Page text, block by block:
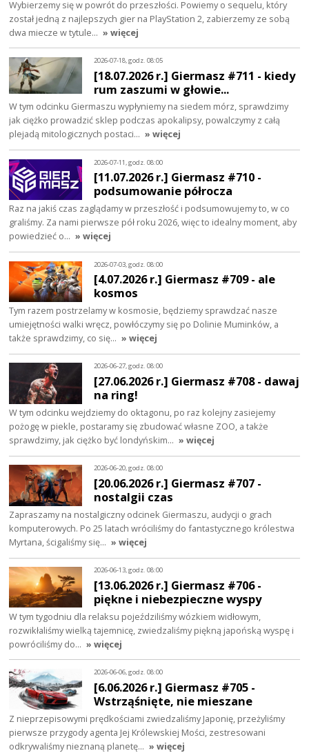
Wybierzemy się w powrót do przeszłości. Powiemy o sequelu, który
został jedną z najlepszych gier na PlayStation 2, zabierzemy ze sobą
dwa miecze w tytule… » więcej
2026-07-18, godz. 08:05
[18.07.2026 r.] Giermasz #711 - kiedy
rum zaszumi w głowie...
W tym odcinku Giermaszu wypłyniemy na siedem mórz, sprawdzimy
jak ciężko prowadzić sklep podczas apokalipsy, powalczymy z całą
plejadą mitologicznych postaci… » więcej
2026-07-11, godz. 08:00
[11.07.2026 r.] Giermasz #710 -
podsumowanie półrocza
Raz na jakiś czas zaglądamy w przeszłość i podsumowujemy to, w co
graliśmy. Za nami pierwsze pół roku 2026, więc to idealny moment, aby
powiedzieć o… » więcej
2026-07-03, godz. 08:00
[4.07.2026 r.] Giermasz #709 - ale
kosmos
Tym razem postrzelamy w kosmosie, będziemy sprawdzać nasze
umiejętności walki wręcz, powłóczymy się po Dolinie Muminków, a
także sprawdzimy, co się… » więcej
2026-06-27, godz. 08:00
[27.06.2026 r.] Giermasz #708 - dawaj
na ring!
W tym odcinku wejdziemy do oktagonu, po raz kolejny zasiejemy
pożogę w piekle, postaramy się zbudować własne ZOO, a także
sprawdzimy, jak ciężko być londyńskim… » więcej
2026-06-20, godz. 08:00
[20.06.2026 r.] Giermasz #707 -
nostalgii czas
Zapraszamy na nostalgiczny odcinek Giermaszu, audycji o grach
komputerowych. Po 25 latach wróciliśmy do fantastycznego królestwa
Myrtana, ścigaliśmy się… » więcej
2026-06-13, godz. 08:00
[13.06.2026 r.] Giermasz #706 -
piękne i niebezpieczne wyspy
W tym tygodniu dla relaksu pojeździliśmy wózkiem widłowym,
rozwikłaliśmy wielką tajemnicę, zwiedzaliśmy piękną japońską wyspę i
powróciliśmy do… » więcej
2026-06-06, godz. 08:00
[6.06.2026 r.] Giermasz #705 -
Wstrząśnięte, nie mieszane
Z nieprzepisowymi prędkościami zwiedzaliśmy Japonię, przeżyliśmy
pierwsze przygody agenta Jej Królewskiej Mości, zestresowani
odkrywaliśmy nieznaną planetę… » więcej